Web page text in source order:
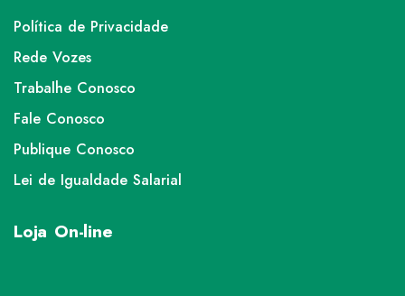
Política de Privacidade
Rede Vozes
Trabalhe Conosco
Fale Conosco
Publique Conosco
Lei de Igualdade Salarial
Loja On-line